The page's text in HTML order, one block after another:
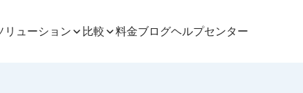
リューション 比較 料金ブログヘルプセンター